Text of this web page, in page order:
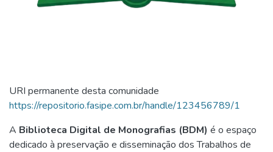
URI permanente desta comunidade
https://repositorio.fasipe.com.br/handle/123456789/1
A Biblioteca Digital de Monografias (BDM) é o espaço
dedicado à preservação e disseminação dos Trabalhos de